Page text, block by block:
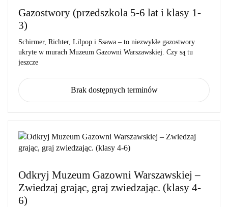
Gazostwory (przedszkola 5-6 lat i klasy 1-
3)
Schirmer, Richter, Lilpop i Ssawa – to niezwykłe gazostwory
ukryte w murach Muzeum Gazowni Warszawskiej. Czy są tu
jeszcze
Brak dostępnych terminów
Odkryj Muzeum Gazowni Warszawskiej –
Zwiedzaj grając, graj zwiedzając. (klasy 4-
6)